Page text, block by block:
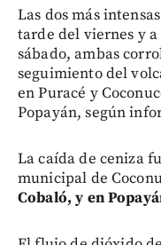
Las dos más
tarde del viernes y a
sábado, ambas
seguimiento del
en Puracé y
Popayán, según
La caída de ceniza
municipal de
Cobaló, y en